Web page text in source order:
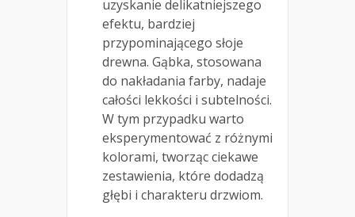
uzyskanie delikatniejszego
efektu, bardziej
przypominającego słoje
drewna. Gąbka, stosowana
do nakładania farby, nadaje
całości lekkości i subtelności.
W tym przypadku warto
eksperymentować z różnymi
kolorami, tworząc ciekawe
zestawienia, które dodadzą
głębi i charakteru drzwiom.